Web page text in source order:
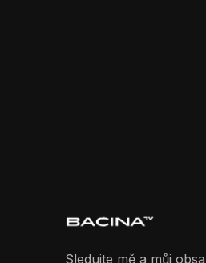
Sledujte mě a můj